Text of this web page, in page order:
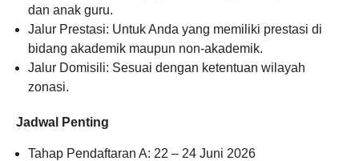
dan anak guru.
Jalur Prestasi: Untuk Anda yang memiliki prestasi di
bidang akademik maupun non-akademik.
Jalur Domisili: Sesuai dengan ketentuan wilayah
zonasi.
Jadwal Penting
Tahap Pendaftaran A: 22 – 24 Juni 2026